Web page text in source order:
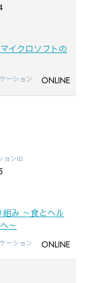
イクロソフトの
ーション ONLINE
ョンID
組み 〜食とヘル
〜
ーション ONLINE